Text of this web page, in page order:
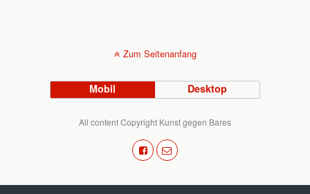
Zum Seitenanfang
Mobil Desktop
All content Copyright Kunst gegen Bares